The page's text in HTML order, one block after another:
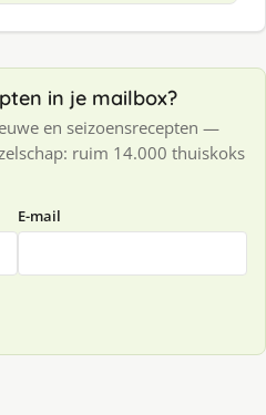
in je mailbox?
en seizoensrecepten —
ruim 14.000 thuiskoks
E-mail